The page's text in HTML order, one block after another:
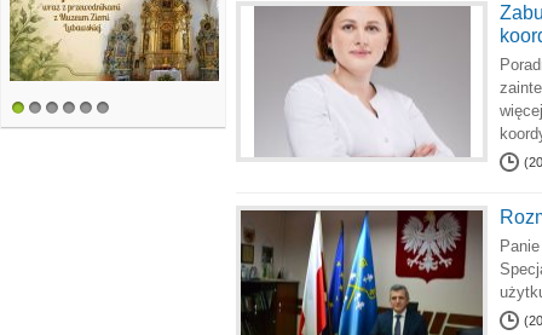
1 2 3 4 5 6